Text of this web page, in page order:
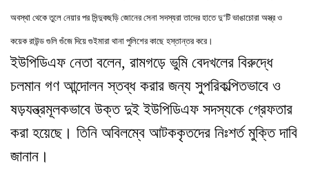
অবস্থা থেকে তুলে নেয়ার পর সিন্দুকছড়ি জোনের সেনা সদস্যরা তাদের হাতে দু‘টি ভাঙাচোরা অস্ত্র ও
কয়েক রাউন্ড গুলি গুঁজে দিয়ে গুইমারা থানা পুলিশের কাছে হস্তান্তর করে ।
ইউপিডিএফ নেতা বলেন, রামগড়ে ভুমি বেদখলের বিরুদ্ধে
চলমান গণ আন্দোলন স্তব্ধ করার জন্য সুপরিকল্পিতভাবে ও
ষড়যন্ত্রমূলকভাবে উক্ত দুই ইউপিডিএফ সদস্যকে গ্রেফতার
করা হয়েছে। তিনি অবিলম্বে আটককৃতদের নিঃশর্ত মুক্তি দাবি
জানান ।